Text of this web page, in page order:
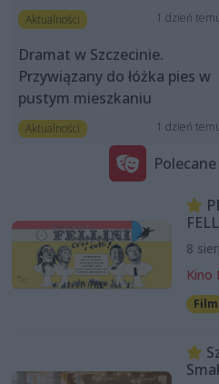
Aktualności 1 dzień
Dramat w Szczecinie.
Przywiązany do łóżka pies w
pustym mieszkaniu
Aktualności 1 dzień
8
Kino
Film